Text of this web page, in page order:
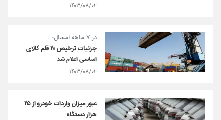
۱۴۰۳/۰۸/۰۲
در ۷ ماهه امسال؛
جزئیات ترخیص ۲۰ قلم کالای
اساسی اعلام شد
۱۴۰۳/۰۸/۰۲
عبور میزان واردات خودرو از ۲۵
هزار دستگاه